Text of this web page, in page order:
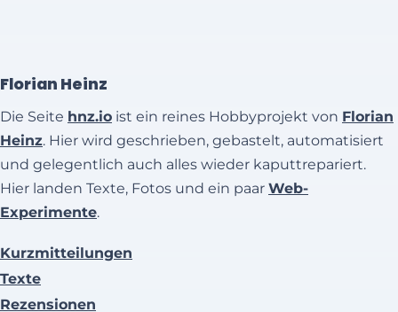
Florian Heinz
Die Seite hnz.io ist ein reines Hobbyprojekt von Florian
Heinz. Hier wird geschrieben, gebastelt, automatisiert
und gelegentlich auch alles wieder kaputtrepariert.
Hier landen Texte, Fotos und ein paar Web-
Experimente.
Kurzmitteilungen
Texte
Rezensionen